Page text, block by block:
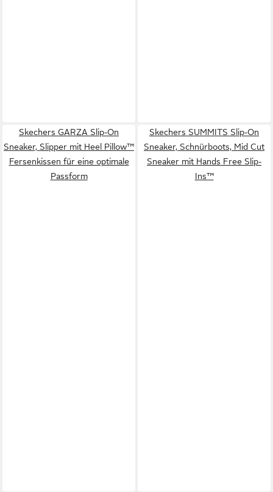
Skechers GARZA Slip-On
Sneaker, Slipper mit Heel Pillow™
Fersenkissen für eine optimale
Passform
Skechers SUMMITS Slip-On
Sneaker, Schnürboots, Mid Cut
Sneaker mit Hands Free Slip-
Ins™